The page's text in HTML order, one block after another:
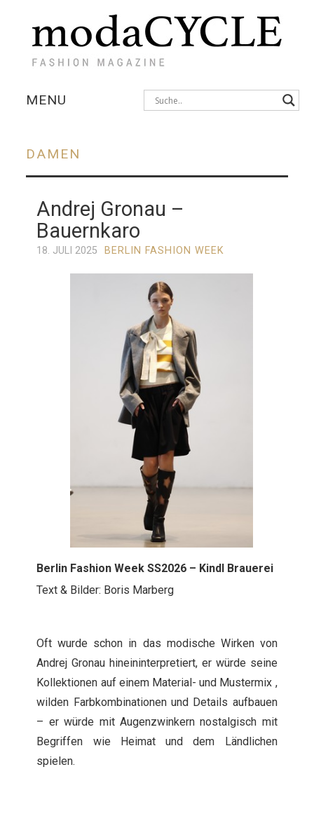
MENU
FOTOSTRECKEN
INTERVIEWS
DAMEN
Andrej Gronau –
Bauernkaro
18. JULI 2025 BERLIN FASHION WEEK
Berlin Fashion Week SS2026 – Kindl Brauerei
Text & Bilder: Boris Marberg
Oft wurde schon in das modische Wirken von
Andrej Gronau hineininterpretiert, er würde seine
Kollektionen auf einem Material- und Mustermix ,
wilden Farbkombinationen und Details aufbauen
– er würde mit Augenzwinkern nostalgisch mit
Begriffen wie Heimat und dem Ländlichen
spielen.